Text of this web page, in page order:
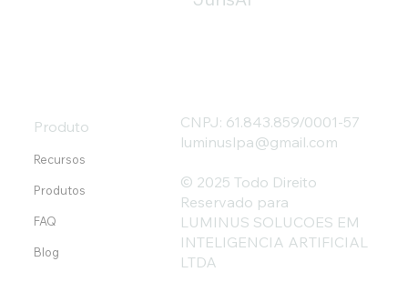
Produto
Recursos
Produtos
FAQ
Blog
CNPJ: 61.843.859/0001-57
luminuslpa@gmail.com
© 2025 Todo Direito
Reservado para
LUMINUS SOLUCOES EM
INTELIGENCIA ARTIFICIAL
LTDA